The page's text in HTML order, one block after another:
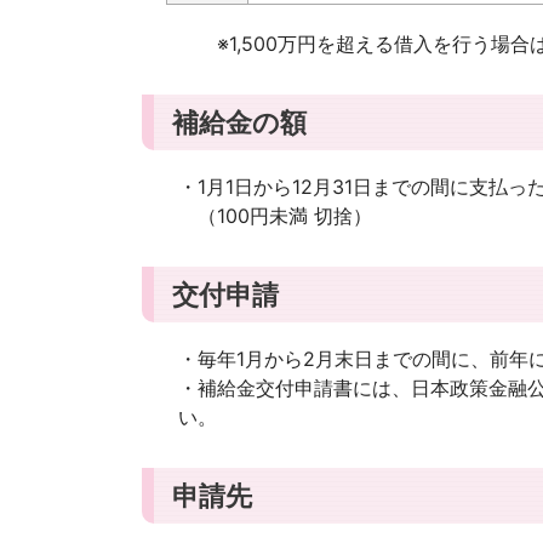
※1,500万円を超える借入を行う場合
補給金の額
・1月1日から12月31日までの間に支払
（100円未満 切捨）
交付申請
・毎年1月から2月末日までの間に、前
・補給金交付申請書には、日本政策金
い。
申請先